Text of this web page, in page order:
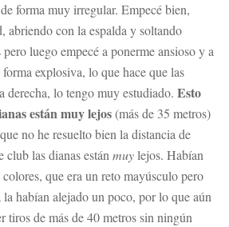
forma muy irregular. Empecé bien,
abriendo con la espalda y soltando
luego empecé a ponerme ansioso y a
explosiva, lo que hace que las
derecha, lo tengo muy estudiado. Esto
están muy lejos(más de 35 metros)
no he resuelto bien la distancia de
las dianas están muylejos. Habían
que era un reto mayúsculo pero
habían alejado un poco, por lo que aún
tiros de más de 40 metros sin ningún